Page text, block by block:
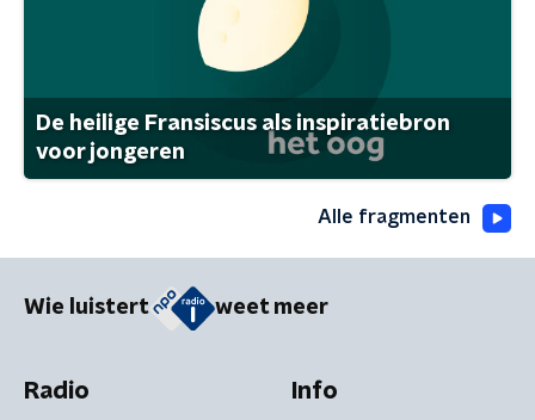
De heilige Fransiscus als inspiratiebron
voor jongeren
Alle fragmenten
Wie luistert weet meer
Radio Info